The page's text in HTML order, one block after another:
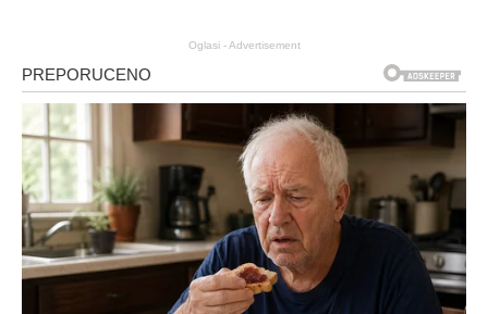
Oglasi - Advertisement